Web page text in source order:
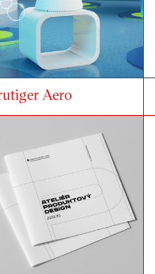
Aero